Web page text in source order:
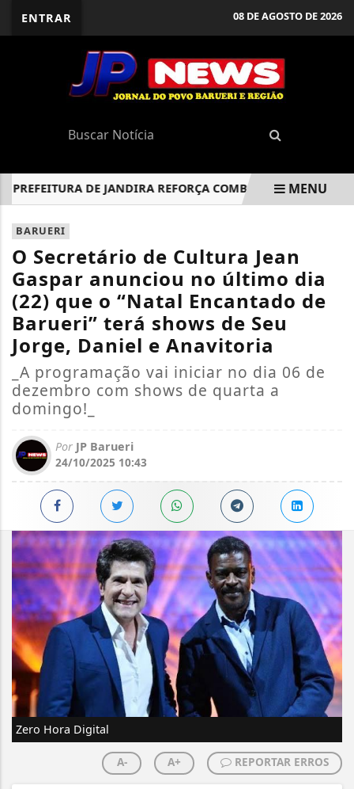
ENTRAR 08 DE AGOSTO DE 2026
DE JANDIRA REFORÇA COMBATE AO ABUSO E À
EM ALTA
MENU
BARUERI
O Secretário de Cultura Jean
Gaspar anunciou no último dia
(22) que o “Natal Encantado de
Barueri” terá shows de Seu
Jorge, Daniel e Anavitoria
_A programação vai iniciar no dia 06 de
dezembro com shows de quarta a
domingo!_
Por JP Barueri
24/10/2025 10:43
Zero Hora Digital
A- A+ REPORTAR ERROS